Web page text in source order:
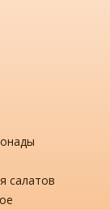
салатов